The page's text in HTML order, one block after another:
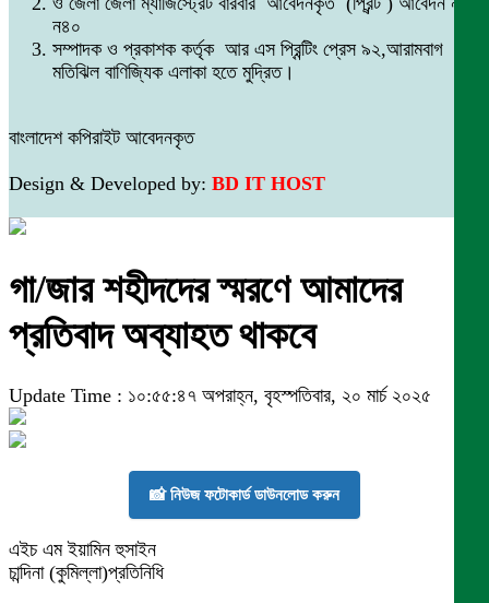
ন৪০
সম্পাদক ও প্রকাশক কর্তৃক আর এস প্রিন্টিং প্রেস ৯২,আরামবাগ
মতিঝিল বাণিজ্যিক এলাকা হতে মুদ্রিত।
বাংলাদেশ কপিরাইট আবেদনকৃত
Design & Developed by: BD IT HOST
গা/জার শহীদদের স্মরণে আমাদের
প্রতিবাদ অব্যাহত থাকবে
Update Time : ১০:৫৫:৪৭ অপরাহ্ন, বৃহস্পতিবার, ২০ মার্চ ২০২৫
📸 নিউজ ফটোকার্ড ডাউনলোড করুন
এইচ এম ইয়ামিন হুসাইন
চান্দিনা (কুমিল্লা)প্রতিনিধি